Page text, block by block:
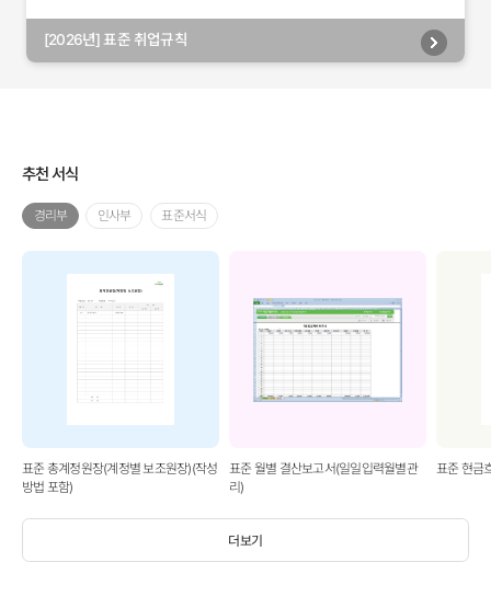
[2026년] 표준 취업규칙
추천 서식
더보기
경리부 인사부 표준서식
표준 총계정원장(계정별 보조원장)(작성
방법 포함)
표준 월별 결산보고서(일일입력월별관
리)
표준 현금